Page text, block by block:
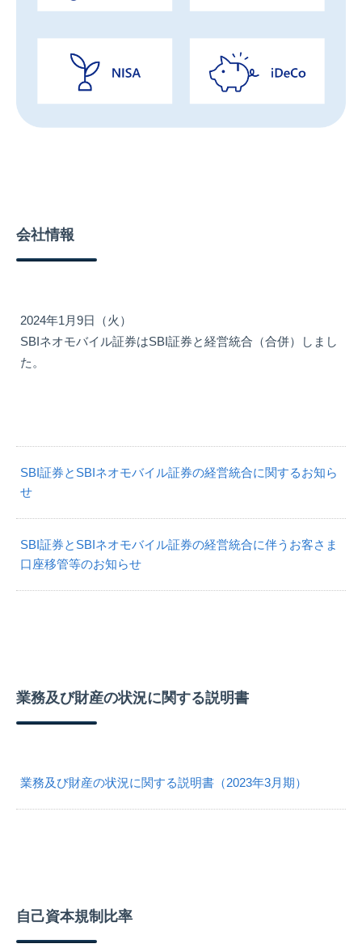
会社情報
2024年1月9日（火）
SBIネオモバイル証券はSBI証券と経営統合（合併）しまし
た。
SBI証券とSBIネオモバイル証券の経営統合に関するお知ら
せ
SBI証券とSBIネオモバイル証券の経営統合に伴うお客さま
口座移管等のお知らせ
業務及び財産の状況に関する説明書
業務及び財産の状況に関する説明書（2023年3月期）
自己資本規制比率